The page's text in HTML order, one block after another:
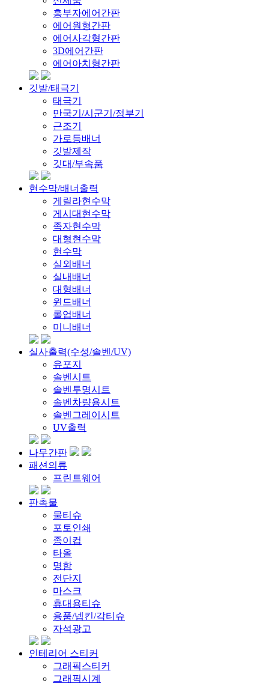
흥부자에어간판
에어원형간판
에어사각형간판
3D에어간판
에어아치형간판
깃발/태극기
태극기
만국기/시군기/정부기
근조기
가로등배너
깃발제작
깃대/부속품
현수막/배너출력
게릴라현수막
게시대현수막
족자현수막
대형현수막
현수막
실외배너
실내배너
대형배너
윈드배너
롤업배너
미니배너
실사출력(수성/솔벤/UV)
유포지
솔벤시트
솔벤투명시트
솔벤차량용시트
솔벤그레이시트
UV출력
나무간판
패션의류
프린트웨어
판촉물
물티슈
포토인쇄
종이컵
타올
명함
전단지
마스크
휴대용티슈
용품/넵킨/각티슈
자석광고
인테리어 스티커
그래픽스티커
그래픽시계